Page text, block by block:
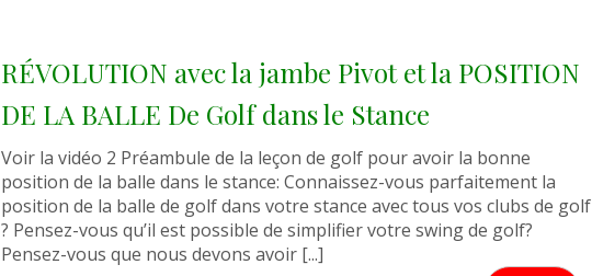
RÉVOLUTION avec la jambe Pivot et la POSITION
DE LA BALLE De Golf dans le Stance
Voir la vidéo 2 Préambule de la leçon de golf pour avoir la bonne
position de la balle dans le stance: Connaissez-vous parfaitement la
position de la balle de golf dans votre stance avec tous vos clubs de golf
? Pensez-vous qu’il est possible de simplifier votre swing de golf?
Pensez-vous que nous devons avoir [...]